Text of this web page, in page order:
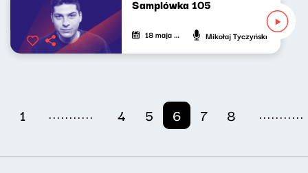
Samplówka 105
18 maja 2026 Mikołaj Tyczyński
1 ........... 4 5 6 7 8 ...........